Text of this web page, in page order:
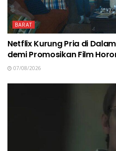
BARAT
Netflix Kurung Pria di
demi Promosikan Film
07/08/2026